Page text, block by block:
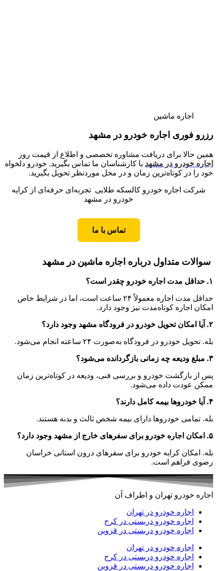
اجاره ماشین
رزرو فوری اجاره خودرو در مشهد
همین حالا برای دریافت مشاوره تخصصی و اطلاع از قیمت روز
اجاره خودرو در مشهد با کارشناسان ما تماس بگیرید. خودرو دلخواه
خود را در کوتاه‌ترین زمان و در محل موردنظر تحویل بگیرید.
شرکت اجاره خودرو کالسکه طلایی تجربه‌ای حرفه‌ای از کرایه
خودرو در مشهد
تماس با ما
سوالات متداول درباره اجاره ماشین در مشهد
۱. حداقل مدت اجاره خودرو چقدر است؟
حداقل مدت اجاره معمولاً ۲۴ ساعت است، اما در شرایط خاص
امکان اجاره کوتاه‌مدت نیز وجود دارد.
۲. آیا امکان تحویل خودرو در فرودگاه مشهد وجود دارد؟
بله. تحویل خودرو در فرودگاه به‌صورت ۲۴ ساعته انجام می‌شود.
۳. مبلغ ودیعه چه زمانی بازگردانده می‌شود؟
پس از بازگشت خودرو و بررسی فنی، ودیعه در کوتاه‌ترین زمان
ممکن عودت داده می‌شود.
۴. آیا خودروها بیمه کامل دارند؟
بله. تمامی خودروها دارای بیمه شخص ثالث و بدنه هستند.
۵. امکان اجاره خودرو برای سفرهای خارج از مشهد وجود دارد؟
بله. امکان کرایه خودرو برای سفرهای درون استانی خراسان
رضوی فراهم است.
اجاره خودرو تهران و اطراف آن
اجاره خودرو در تهران
اجاره خودرو دربستی در کرج
اجاره خودرو دربستی در قزوین
اجاره خودرو در تهران
اجاره خودرو دربستی در کرج
اجاره خودرو دربستی در قزوین